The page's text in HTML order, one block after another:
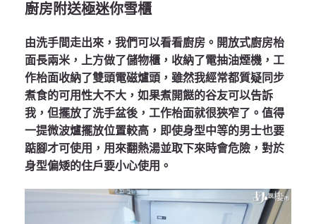
廚房附送極迷你雪櫃
由洗手間走出來，我們可以看看廚房。開放式廚房枱
面長兩米，上方做了儲物櫃，收納了電抽油煙機，工
作枱面收納了雙頭電磁爐頭，雖然我經常都質疑同步
煮食的可用性大不大，如果煮開餸的谷友可以告訴
我，但擺放了洗手盆後，工作枱面就很狹窄了。值得
一提微波爐擺放位置較高，即使身型中等的男士也要
踮腳才可使用，用來翻熱湯並取下來時會危險，對於
身型偏矮的住戶要小心使用。